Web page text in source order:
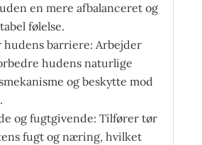
en mere afbalanceret og
følelse.
hudens barriere: Arbejder
hudens naturlige
og beskytte mod
og fugtgivende: Tilfører tør
fugt og næring, hvilket